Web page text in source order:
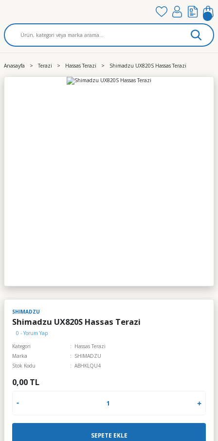
Anasayfa Terazi Hassas Terazi Shimadzu UX820S Hassas Terazi
SHIMADZU
Shimadzu UX820S Hassas Terazi
0 - Yorum Yap
Kategori
Hassas Terazi
Marka
SHIMADZU
Stok Kodu
ABHKLQU4
0,00 TL
SEPETE EKLE